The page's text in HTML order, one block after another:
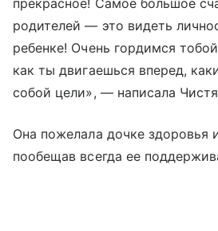
прекрасное! Самое большое
родителей — это видеть
ребенке! Очень гордимся
как ты двигаешься вперед,
собой цели», — написала
Она пожелала дочке здоровья
пообещав всегда ее